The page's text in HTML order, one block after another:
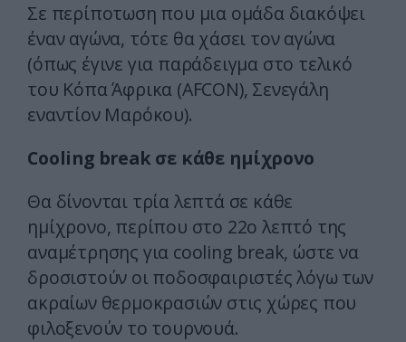
Σε περίποτωση που μια ομάδα διακόψει
έναν αγώνα, τότε θα χάσει τον αγώνα
(όπως έγινε για παράδειγμα στο τελικό
του Κόπα Άφρικα (AFCON), Σενεγάλη
εναντίον Μαρόκου).
Cooling break σε κάθε ημίχρονο
Θα δίνονται τρία λεπτά σε κάθε
ημίχρονο, περίπου στο 22ο λεπτό της
αναμέτρησης για cooling break, ώστε να
δροσιστούν οι ποδοσφαιριστές λόγω των
ακραίων θερμοκρασιών στις χώρες που
φιλοξενούν το τουρνουά.